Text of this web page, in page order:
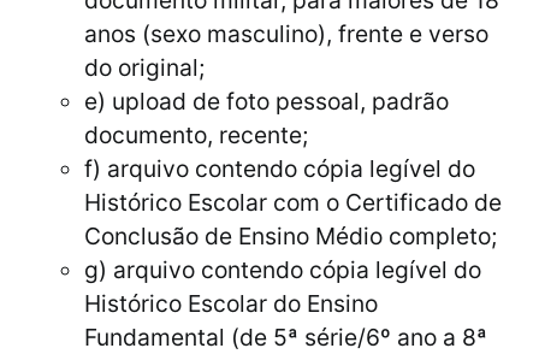
anos (sexo masculino), frente e verso
do original;
e) upload de foto pessoal, padrão
documento, recente;
f) arquivo contendo cópia legível do
Histórico Escolar com o Certificado de
Conclusão de Ensino Médio completo;
g) arquivo contendo cópia legível do
Histórico Escolar do Ensino
Fundamental (de 5ª série/6º ano a 8ª